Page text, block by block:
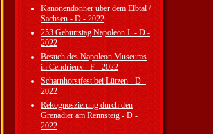
Kanonendonner über dem Elbtal /
Sachsen - D - 2022
253.Geburtstag Napoleon I. - D -
2022
Besuch des Napoleon Museums
in Cendrieux - F - 2022
Scharnhorstfest bei Lützen - D -
2022
Rekognoszierung durch den
Grenadier am Rennsteig - D -
2022